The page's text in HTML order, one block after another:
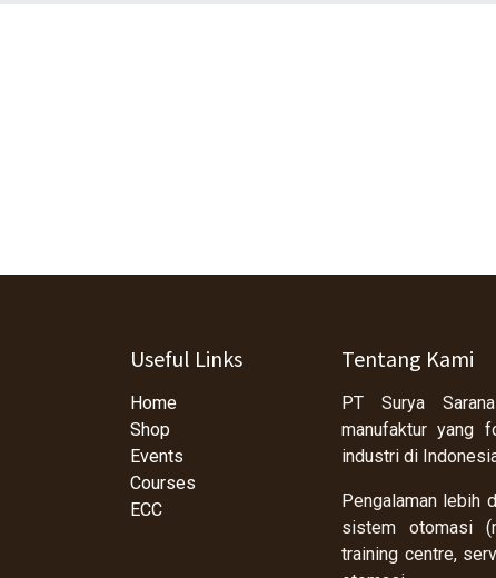
Useful Links
Home
Shop
Events
Courses
ECC
Tentang Kami
PT Surya
manufaktur yang
industri di
Pengalaman lebih
sistem otomasi
training centre,